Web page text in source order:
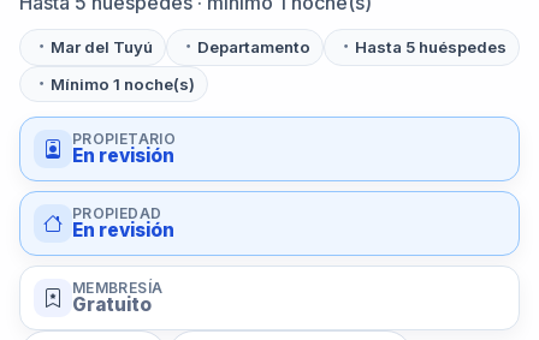
Mar del Tuyú Departamento
Hasta 5 huéspedes
Mínimo 1 noche(s)
PROPIETARIO
En revisión
PROPIEDAD
En revisión
MEMBRESÍA
Gratuito